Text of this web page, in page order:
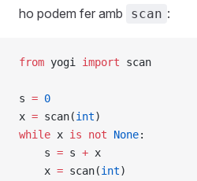
ho podem fer amb
scan :
from yogi import scan
s = 0
x = scan(int)
while x is not None:
    s
= s + x
    x
= scan(int)